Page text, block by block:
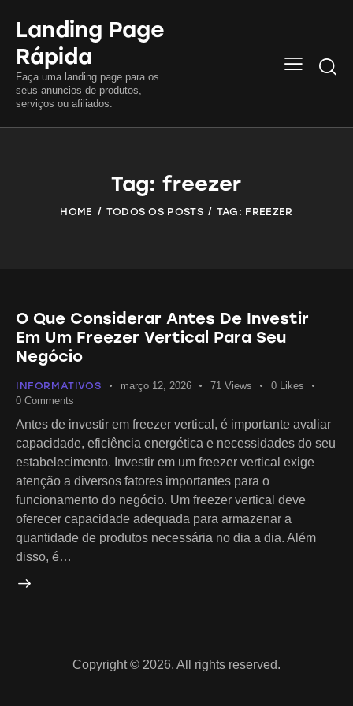
Landing Page
Rápida
Faça uma landing page para os
seus anuncios de produtos,
serviços ou afiliados.
Tag: freezer
HOME TODOS OS POSTS TAG: FREEZER
O Que Considerar Antes De Investir
Em Um Freezer Vertical Para Seu
Negócio
INFORMATIVOS março 12, 2026 71 Views 0
Likes
0 Comments
Antes de investir em freezer vertical, é importante avaliar
capacidade, eficiência energética e necessidades do seu
estabelecimento. Investir em um freezer vertical exige
atenção a diversos fatores importantes para o
funcionamento do negócio. Um freezer vertical deve
oferecer capacidade adequada para armazenar a
quantidade de produtos necessária no dia a dia. Além
disso, é…
Copyright © 2026. All rights reserved.